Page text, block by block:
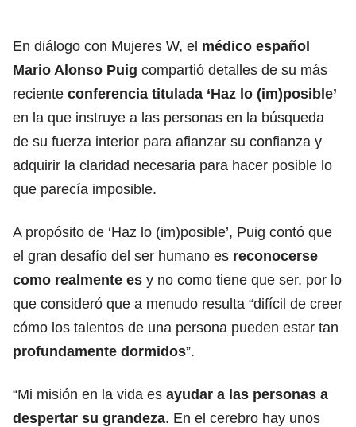
En diálogo con Mujeres W, el médico español
Mario Alonso Puig compartió detalles de su más
reciente conferencia titulada ‘Haz lo (im)posible’
en la que instruye a las personas en la búsqueda
de su fuerza interior para afianzar su confianza y
adquirir la claridad necesaria para hacer posible lo
que parecía imposible.
A propósito de ‘Haz lo (im)posible’, Puig contó que
el gran desafío del ser humano es reconocerse
como realmente es y no como tiene que ser, por lo
que consideró que a menudo resulta “difícil de creer
cómo los talentos de una persona pueden estar tan
profundamente dormidos”.
“Mi misión en la vida es ayudar a las personas a
despertar su grandeza. En el cerebro hay unos